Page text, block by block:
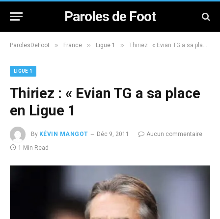
Paroles de Foot
ParolesDeFoot » France » Ligue 1 » Thiriez : « Evian TG a sa place en Ligue 1
LIGUE 1
Thiriez : « Evian TG a sa place
en Ligue 1
By KÉVIN MANGOT Déc 9, 2011
Aucun commentaire
1 Min Read